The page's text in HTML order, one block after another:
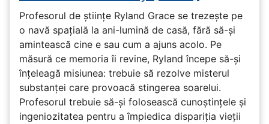
Profesorul de științe Ryland Grace se trezește pe
o navă spațială la ani-lumină de casă, fără să-și
amintească cine e sau cum a ajuns acolo. Pe
măsură ce memoria îi revine, Ryland începe să-și
înțeleagă misiunea: trebuie să rezolve misterul
substanței care provoacă stingerea soarelui.
Profesorul trebuie să-și folosească cunoștințele și
ingeniozitatea pentru a împiedica dispariția vieții